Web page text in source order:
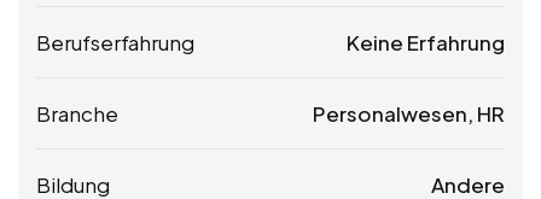
Berufserfahrung Keine Erfahrung
Branche Personalwesen, HR
Bildung Andere